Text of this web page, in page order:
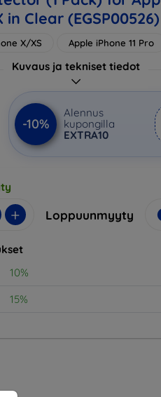
in Clear (EGSP00526)
X/XS Apple iPhone 11 Pro
Kuvaus ja tekniset tiedot
-10%
Alennus
kupongilla
EXTRA10
+ Loppuunmyyty
10%
15%